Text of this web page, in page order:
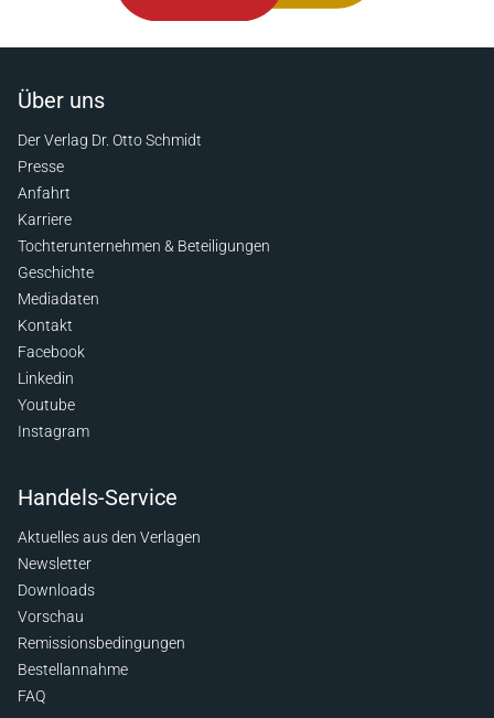
Über uns
Der Verlag Dr. Otto Schmidt
Presse
Anfahrt
Karriere
Tochterunternehmen & Beteiligungen
Geschichte
Mediadaten
Kontakt
Facebook
Linkedin
Youtube
Instagram
Handels-Service
Aktuelles aus den Verlagen
Newsletter
Downloads
Vorschau
Remissionsbedingungen
Bestellannahme
FAQ